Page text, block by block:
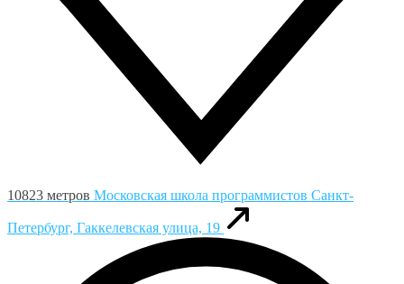
10823 метров Московская школа программистов Санкт-
Петербург, Гаккелевская улица, 19